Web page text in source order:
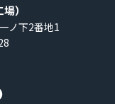
）
ノ下2番地1